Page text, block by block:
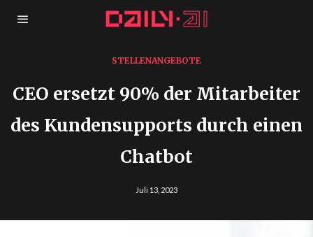
STELLENANGEBOTE
CEO ersetzt 90% der Mitarbeiter
des Kundensupports durch einen
Chatbot
Juli 13, 2023